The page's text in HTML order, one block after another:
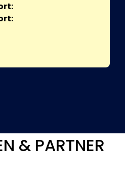
& PARTNER